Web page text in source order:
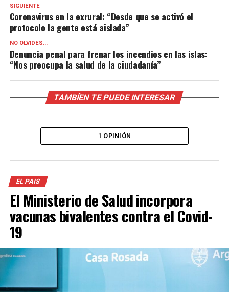
SIGUIENTE
Coronavirus en la exrural: “Desde que se activó el
protocolo la gente está aislada”
NO OLVIDES...
Denuncia penal para frenar los incendios en las islas:
“Nos preocupa la salud de la ciudadanía”
TAMBÍEN TE PUEDE INTERESAR
1 OPINIÓN
EL PAIS
El Ministerio de Salud incorpora
vacunas bivalentes contra el Covid-
19